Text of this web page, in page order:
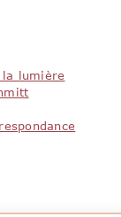
la lumière